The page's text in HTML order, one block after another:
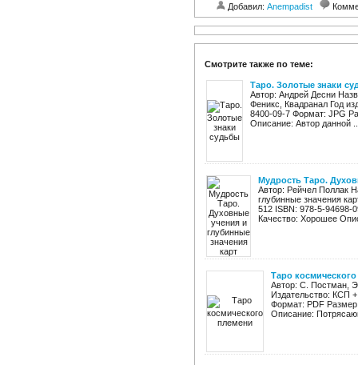
Добавил: Anempadist
Смотрите также по теме:
Таро. Золотые знаки
Автор: Андрей Десни
Феникс, Квадранал Год
8400-09-7 Формат: JPG
Описание: Автор данной
Мудрость Таро.
Автор: Рейчел Поллак
глубинные значения
512 ISBN: 978-5-
Качество: Хорошее
Таро
Автор: С. Постман,
Издательство: КСП
Формат: PDF
Описание: